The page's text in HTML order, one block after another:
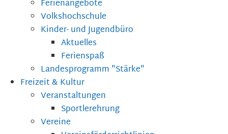
Ferienangebote
Volkshochschule
Kinder- und Jugendbüro
Aktuelles
Ferienspaß
Landesprogramm "Stärke"
Freizeit & Kultur
Veranstaltungen
Sportlerehrung
Vereine